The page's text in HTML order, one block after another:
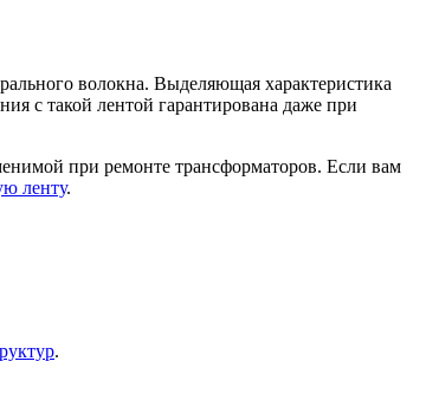
волокна. Выделяющая характеристика
с такой лентой гарантирована даже при
при ремонте трансформаторов. Если вам
ленту.
.